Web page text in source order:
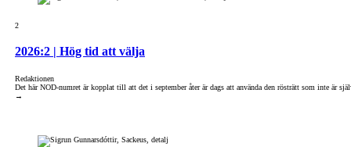
2
2026:2 | Hög tid att välja
Redaktionen
Det här NOD-numret är kopplat till att det i september åter är dags att använda den rösträtt som inte är
→